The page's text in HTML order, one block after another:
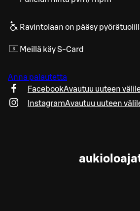
Ravintolaan on pääsy
Meillä käy S-Card
Anna palautetta
FacebookAvautuu uuteen
InstagramAvautuu uuteen